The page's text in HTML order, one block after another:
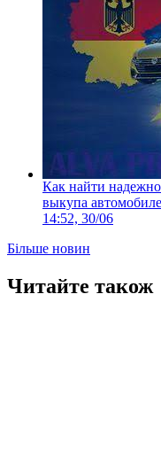
Как найти
выкупа
14:52, 30/06
Більше новин
Читайте також